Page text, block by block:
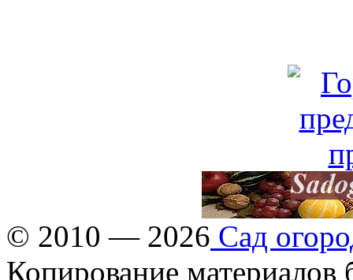
© 2010 — 2026 Сад
Копирование материалов